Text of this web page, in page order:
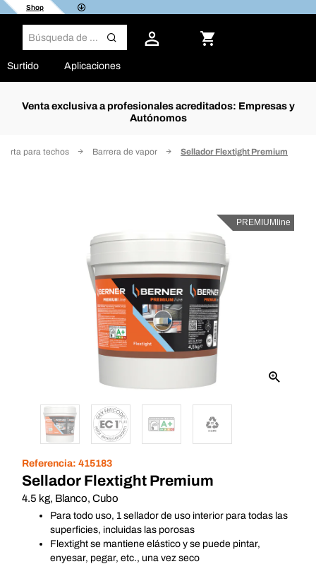
Shop
Surtido Aplicaciones
Venta exclusiva a profesionales acreditados: Empresas y
Autónomos
para techos Barrera de vapor Sellador Flextight Premium
PREMIUMline
Referencia: 415183
Sellador Flextight Premium
4.5 kg, Blanco, Cubo
Para todo uso, 1 sellador de uso interior para todas las
superficies, incluidas las porosas
Flextight se mantiene elástico y se puede pintar,
enyesar, pegar, etc., una vez seco